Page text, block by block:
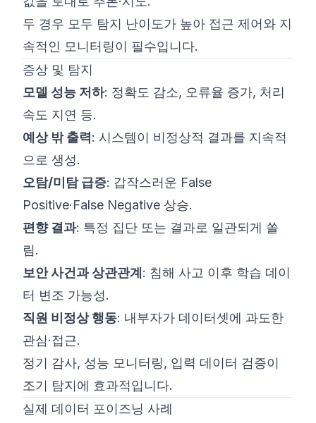
두 경우 모두 탐지 난이도가 높아 접근 제어와 지
속적인 모니터링이 필수입니다.
증상 및 탐지
모델 성능 저하: 정확도 감소, 오류율 증가, 처리
속도 지연 등.
예상 밖 출력 : 시스템이 비정상적 결과를 지속적
으로 생성.
오탐/미탐 급증: 갑작스러운 False
Positive·False Negative 상승.
편향 결과: 특정 집단 또는 결과로 일관되게 쏠
림.
보안 사건과 상관관계 : 침해 사고 이후 학습 데이
터 변조 가능성.
직원 비정상 행동: 내부자가 데이터셋에 과도한
관심·접근.
정기 감사, 성능 모니터링, 입력 데이터 검증이
조기 탐지에 효과적입니다.
실제 데이터 포이즈닝 사례